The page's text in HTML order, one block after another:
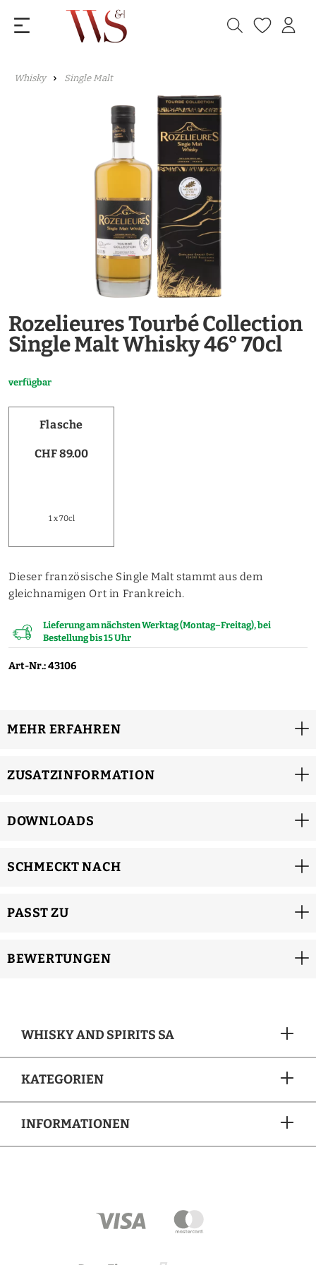
Whisky Single Malt
Rozelieures Tourbé Collection
Single Malt Whisky 46° 70cl
verfügbar
Flasche
CHF 89.00
1 x 70cl
Dieser französische Single Malt stammt aus dem
gleichnamigen Ort in Frankreich.
Lieferung am nächsten Werktag (Montag–Freitag), bei
Bestellung bis 15 Uhr
Art-Nr.: 43106
MEHR ERFAHREN
ZUSATZINFORMATION
DOWNLOADS
SCHMECKT NACH
PASST ZU
BEWERTUNGEN
WHISKY AND SPIRITS SA
KATEGORIEN
INFORMATIONEN